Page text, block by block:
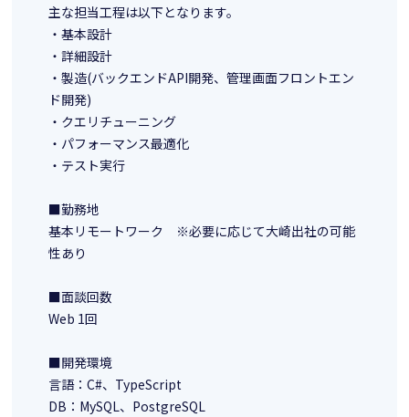
主な担当工程は以下となります。
・基本設計
・詳細設計
・製造(バックエンドAPI開発、管理画面フロントエン
ド開発)
・クエリチューニング
・パフォーマンス最適化
・テスト実行
■勤務地
基本リモートワーク ※必要に応じて大崎出社の可能
性あり
■面談回数
Web 1回
■開発環境
言語：C#、TypeScript
DB：MySQL、PostgreSQL